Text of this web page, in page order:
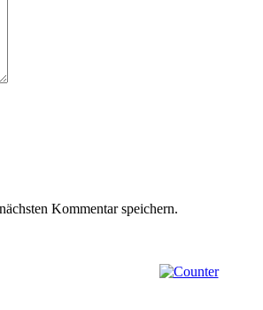
Kommentar speichern.